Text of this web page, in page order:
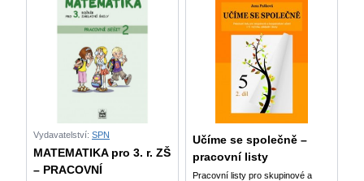
(vyvození
a
dělení)
-
množství
Vydavatelství: SPN
MATEMATIKA pro 3. r. ZŠ
– PRACOVNÍ
Učíme se společně –
pracovní listy
Pracovní listy pro skupinové a